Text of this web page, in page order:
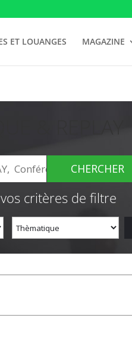
ET LOUANGES MAGAZINE
critères de filtre